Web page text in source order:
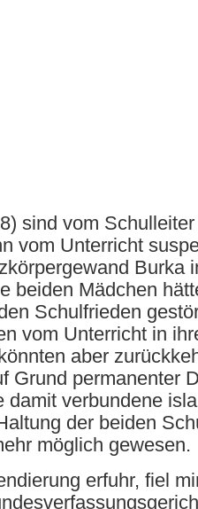
sind vom
vom Unterricht
Burka
beiden Mädchen
Schulfrieden
vom Unterricht in
aber
Grund permanenter
damit verbundene
der beiden
möglich gewesen.
erfuhr, fiel